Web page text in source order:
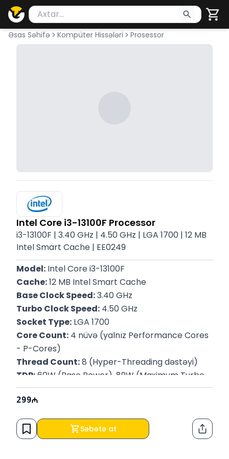
Məhsul axtar
Axtarış üçün ən azı 2 simvol yazın. Göndərmək
Əsas Səhifə Kompüter Hissələri Prosessor
Intel Core i3-13100F Processor
i3-13100F | 3.40 GHz | 4.50 GHz | LGA 1700 | 12 MB
Intel Smart Cache | EE0249
Model: Intel Core i3-13100F
Cache: 12 MB Intel Smart Cache
Base Clock Speed: 3.40 GHz
Turbo Clock Speed: 4.50 GHz
Socket Type: LGA 1700
Core Count: 4 nüvə (yalnız Performance Cores
- P-Cores)
Thread Count: 8 (Hyper-Threading dəstəyi)
TDP: 60W (Base Power), 89W (Maximum Turbo
Power)
Memory Support:
299
Səbətə at